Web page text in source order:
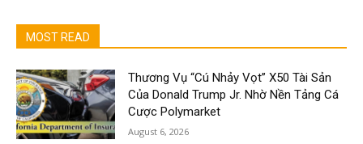
MOST READ
Thương Vụ “Cú Nhảy Vọt” X50 Tài Sản
Của Donald Trump Jr. Nhờ Nền Tảng Cá
Cược Polymarket
August 6, 2026